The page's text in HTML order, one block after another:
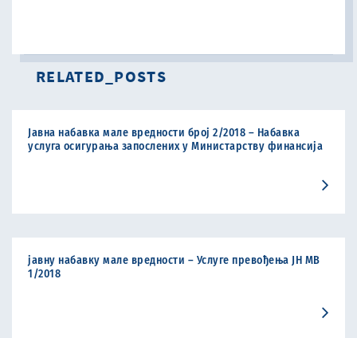
RELATED_POSTS
Јавна набавка мале вредности број 2/2018 – Набавка
услуга осигурања запослених у Министарству финансија
јавну набавку мале вредности – Услуге превођења ЈН МВ
1/2018